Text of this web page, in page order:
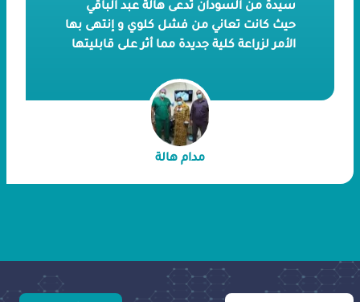
سيدة من السودان تدعى هالة عبد الباقي
حيث كانت تعاني من فشل كلوي و إنتهى بها
الأمر لزراعة كلية جديدة مما أثر على قابليتها
وقررت هي وزوجها اللجوء إلى مستشفى
بداية و إجراء حقن مجهري تحت إشراف
الدكتور إسماعيل أبو الفتوح مما أسفر عن
مدام هالة